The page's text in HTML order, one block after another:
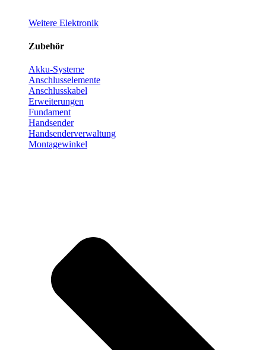
Weitere Elektronik
Zubehör
Akku-Systeme
Anschlusselemente
Anschlusskabel
Erweiterungen
Fundament
Handsender
Handsenderverwaltung
Montagewinkel